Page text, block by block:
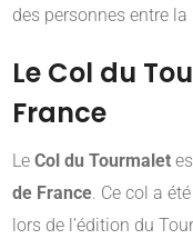
des personnes entre la
Le Col du
France
Le Col du Tourmalet
de France. Ce col a
lors de l’édition du